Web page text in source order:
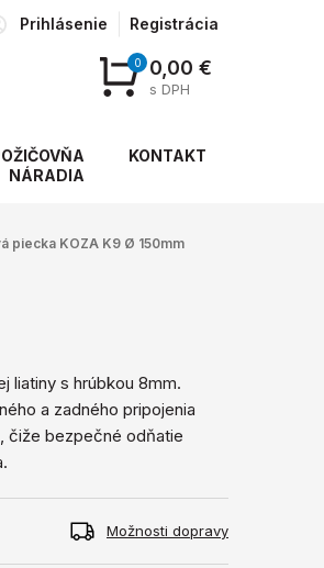
Prihlásenie Registrácia
0 0,00 €
s DPH
NÁRADIA
KONTAKT
piecka KOZA K9 Ø 150mm
liatiny s hrúbkou 8mm.
a zadného pripojenia
čiže bezpečné odňatie
Možnosti dopravy